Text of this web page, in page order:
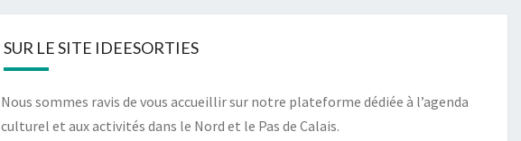
SUR LE SITE IDEESORTIES
Nous sommes ravis de vous accueillir sur notre plateforme dédiée à l’agenda
culturel et aux activités dans le Nord et le Pas de Calais.